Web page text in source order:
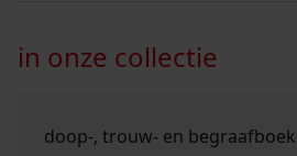
in onze collectie
doop-, trouw- en